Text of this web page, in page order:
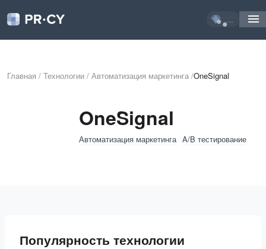
...
Главная / Технологии / Автоматизация маркетинга /OneSignal
OneSignal
Автоматизация маркетинга A/B тестирование
Популярность технологии